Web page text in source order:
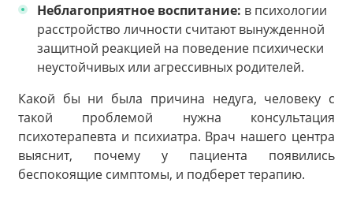
Неблагоприятное воспитание: в психологии
расстройство личности считают вынужденной
защитной реакцией на поведение психически
неустойчивых или агрессивных родителей.
Какой бы ни была причина недуга, человеку с
такой проблемой нужна консультация
психотерапевта и психиатра. Врач нашего центра
выяснит, почему у пациента появились
беспокоящие симптомы, и подберет терапию.